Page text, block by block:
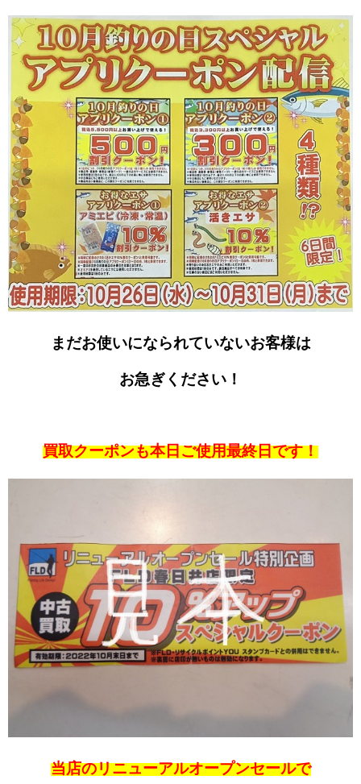
まだお使いになられていないお客様は
お急ぎください！
買取クーポンも本日ご使用最終日です！
当店のリニューアルオープンセールで